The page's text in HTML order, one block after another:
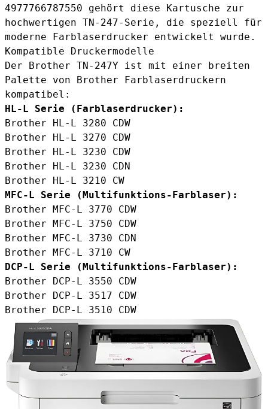
4977766787550 gehört diese Kartusche zur
hochwertigen TN-247-Serie, die speziell für
moderne Farblaserdrucker entwickelt wurde.
Kompatible Druckermodelle
Der Brother TN-247Y ist mit einer breiten
Palette von Brother Farblaserdruckern
kompatibel:
HL-L Serie (Farblaserdrucker):
Brother HL-L 3280 CDW
Brother HL-L 3270 CDW
Brother HL-L 3230 CDW
Brother HL-L 3230 CDN
Brother HL-L 3210 CW
MFC-L Serie (Multifunktions-Farblaser):
Brother MFC-L 3770 CDW
Brother MFC-L 3750 CDW
Brother MFC-L 3730 CDN
Brother MFC-L 3710 CW
DCP-L Serie (Multifunktions-Farblaser):
Brother DCP-L 3550 CDW
Brother DCP-L 3517 CDW
Brother DCP-L 3510 CDW